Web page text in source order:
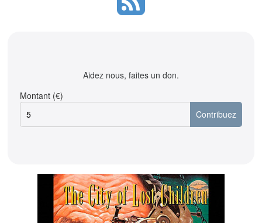
Aidez nous, faites un don.
Montant (€)